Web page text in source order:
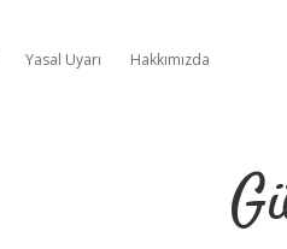
Yasal Uyarı Hakkımızda